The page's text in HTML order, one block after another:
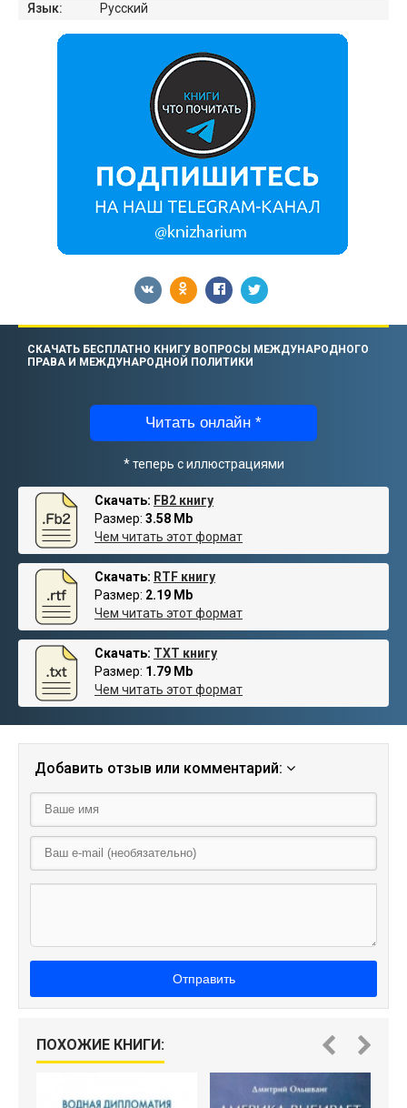
Язык:
Русский
СКАЧАТЬ БЕСПЛАТНО КНИГУ ВОПРОСЫ МЕЖДУНАРОДНОГО
ПРАВА И МЕЖДУНАРОДНОЙ ПОЛИТИКИ
Читать онлайн *
* теперь с иллюстрациями
Скачать: FB2 книгу
Размер: 3.58 Mb
Чем читать этот формат
Скачать: RTF книгу
Размер: 2.19 Mb
Чем читать этот формат
Скачать: TXT книгу
Размер: 1.79 Mb
Чем читать этот формат
Добавить отзыв или комментарий:
Отправить
ПОХОЖИЕ КНИГИ: